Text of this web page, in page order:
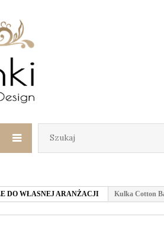
DO WŁASNEJ ARANŻACJI Kulka Cotton